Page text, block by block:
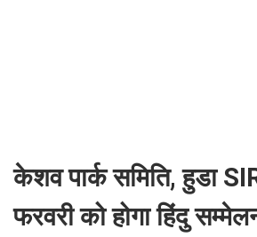
केशव पार्क समिति, हुडा
फरवरी को होगा हिंदु